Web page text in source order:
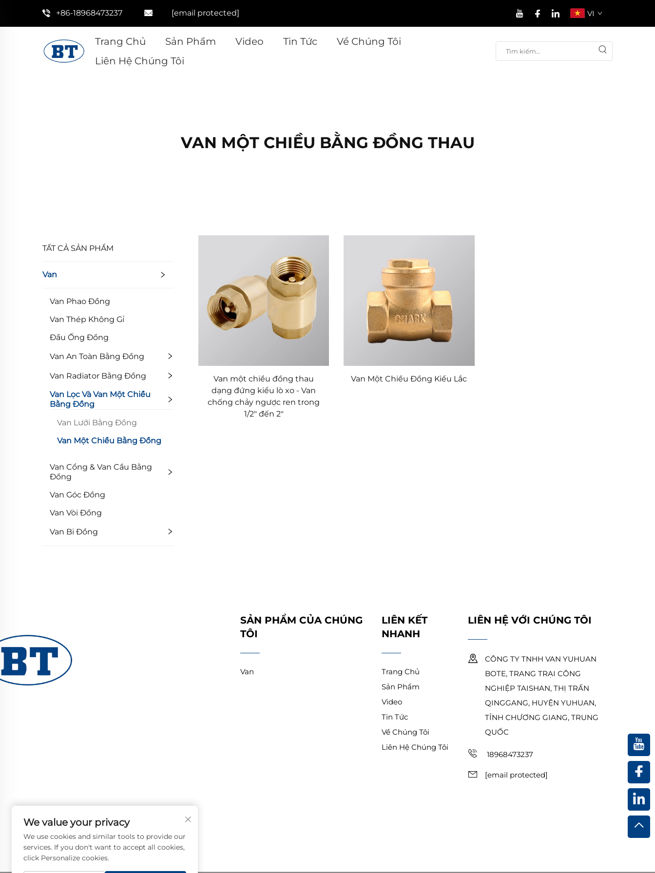
+86-18968473237 [email protected] VI
Trang Chủ Sản Phẩm Video Tin Tức
Về Chúng Tôi
Liên Hệ Chúng Tôi
VAN MỘT CHIỀU BẰNG ĐỒNG THAU
TẤT CẢ SẢN PHẨM
Van
Van Phao Đồng
Van Thép Không Gỉ
Đầu Ống Đồng
Van An Toàn Bằng Đồng
Van Radiator Bằng Đồng
Van Lọc Và Van Một Chiều
Bằng Đồng
Van Lưới Bằng Đồng
Van Một Chiều Bằng Đồng
Van Cổng & Van Cầu Bằng
Đồng
Van Góc Đồng
Van Vòi Đồng
Van Bi Đồng
Van một chiều đồng thau
dạng đứng kiểu lò xo - Van
chống chảy ngược ren trong
1/2" đến 2"
Van Một Chiều Đồng Kiểu Lắc
SẢN PHẨM CỦA CHÚNG
TÔI
Van
LIÊN KẾT
NHANH
Trang Chủ
Sản Phẩm
Video
Tin Tức
Về Chúng Tôi
Liên Hệ Chúng Tôi
LIÊN HỆ VỚI CHÚNG TÔI
CÔNG TY TNHH VAN YUHUAN
BOTE, TRANG TRẠI CÔNG
NGHIỆP TAISHAN, THỊ TRẤN
QINGGANG, HUYỆN YUHUAN,
TỈNH CHƯƠNG GIANG, TRUNG
QUỐC
18968473237
[email protected]
We value your privacy
We use cookies and similar tools to provide our
services. If you don't want to accept all cookies,
click Personalize cookies.